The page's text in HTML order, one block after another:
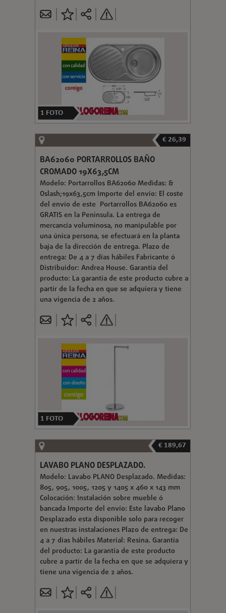
1 FOTO
€ 26,39
BA62060 PORTARROLLOS BAÑO
CROMADO 19X63,5CM
Modelo: Portarrollos BA62060 Medidas: &
Oslash;19x63,5cm Importe del envío: El coste
del envío de este Portarrollos BA62060 es
GRATIS en la Peninsula. La entrega de
mercancía voluminosa, no manipulable por
una única persona, se efectuará en la planta
baja de la dirección de entrega. Plazo de
entrega: De 4 a 7 días hábiles Fabricante ó
Distribuidor: Andrea House. Garantía del
producto: La garantía de este producto cubre a
partir de la fecha en que se adquiera y tiene
una vigencia de 2 años.
1 FOTO
€ 189,67
LAVABO PLANO DESPLAZADO.
Modelo: Lavabo PLANO Desplazado. Medidas:
805, 905, 1005, 1205 y 1405 x 460 x 143 mm
Colocación: Instalación sobre mueble ó
bancada Importe del envío: Este lavabo Plano
Desplazado esta disponible solo para recoger
en nuestras instalaciones Plazo de entrega: De
4 a 7 días hábiles Material: Resina. Garantía
del producto: La garantía de este producto
cubre a partir de la fecha en que se adquiera y
tiene una vigencia de 2 años.